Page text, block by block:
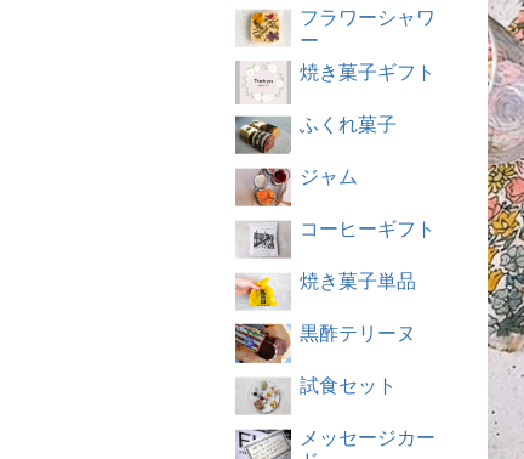
フラワーシャワ
ー
焼き菓子ギフト
ふくれ菓子
ジャム
コーヒーギフト
焼き菓子単品
黒酢テリーヌ
試食セット
メッセージカー